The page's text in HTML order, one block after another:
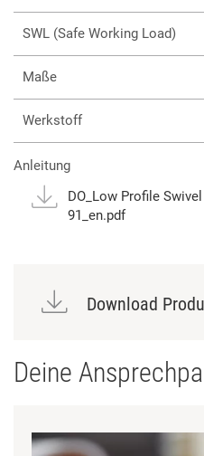
SWL (Safe Working Load)
Maße
Werkstoff
Anleitung
DO_Low Profile
91_en.pdf
Download
Deine